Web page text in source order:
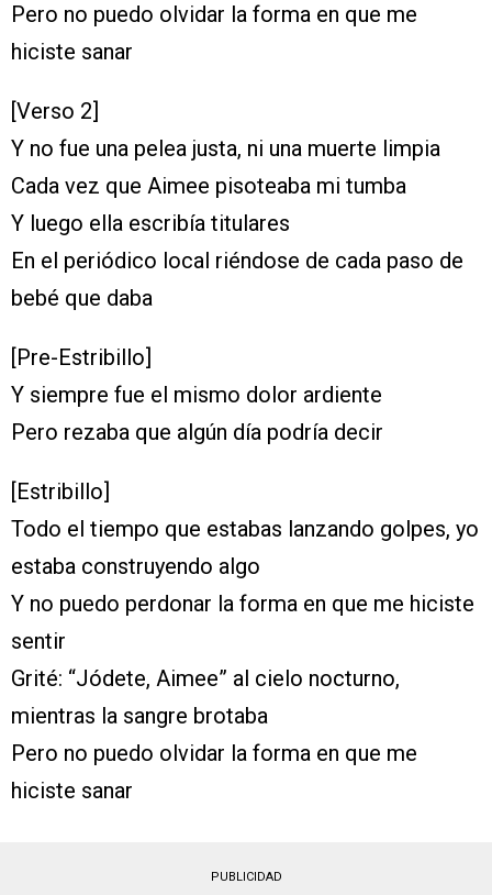
Pero no puеdo olvidar la forma en que me
hiciste sanar
[Verso 2]
Y no fue una pelea justa, ni una muerte limpia
Cada vez que Aimee pisoteaba mi tumba
Y luego ella escribía titulares
En el periódico local riéndose de cada paso de
bebé que daba
[Pre-Estribillo]
Y siempre fue el mismo dolor ardiente
Pero rezaba que algún día podría decir
[Estribillo]
Todo el tiempo que estabas lanzando golpes, yo
estaba construyendo algo
Y no puedo perdonar la forma en que me hiciste
sentir
Grité: “Jódete, Aimee” al cielo nocturno,
mientras la sangre brotaba
Pero no puedo olvidar la forma en que me
hiciste sanar
PUBLICIDAD